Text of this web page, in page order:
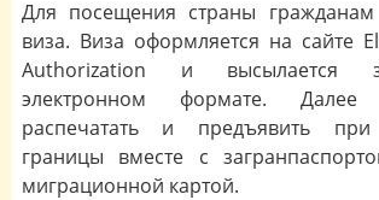
Для посещения страны гражданам
виза. Виза оформляется на сайте
Authorization и высылается
электронном формате.
распечатать и предъявить при
границы вместе с
миграционной картой.